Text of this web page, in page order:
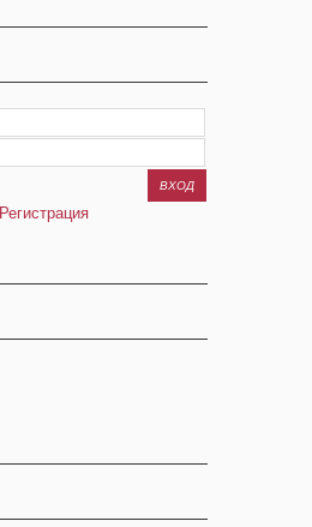
Регистрация